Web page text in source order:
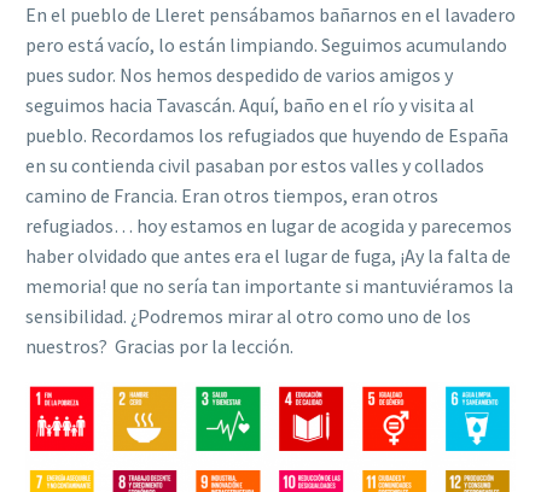
En el pueblo de Lleret pensábamos bañarnos en el lavadero
pero está vacío, lo están limpiando. Seguimos acumulando
pues sudor. Nos hemos despedido de varios amigos y
seguimos hacia Tavascán. Aquí, baño en el río y visita al
pueblo. Recordamos los refugiados que huyendo de España
en su contienda civil pasaban por estos valles y collados
camino de Francia. Eran otros tiempos, eran otros
refugiados… hoy estamos en lugar de acogida y parecemos
haber olvidado que antes era el lugar de fuga, ¡Ay la falta de
memoria! que no sería tan importante si mantuviéramos la
sensibilidad. ¿Podremos mirar al otro como uno de los
nuestros? Gracias por la lección.